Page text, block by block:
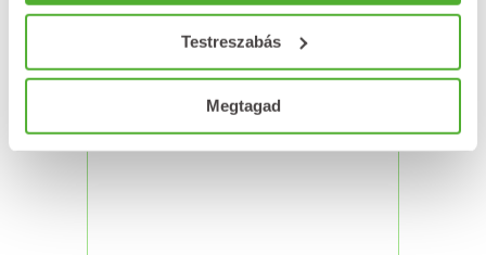
Testreszabás
Megtagad